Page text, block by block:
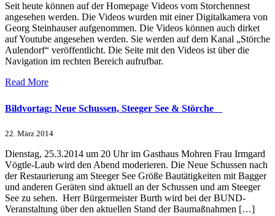
Seit heute können auf der Homepage Videos vom Storchennest
angesehen werden. Die Videos wurden mit einer Digitalkamera von
Georg Steinhauser aufgenommen. Die Videos können auch dirket
auf Youtube angesehen werden. Sie werden auf dem Kanal „Störche
Aulendorf“ veröffentlicht. Die Seite mit den Videos ist über die
Navigation im rechten Bereich aufrufbar.
Read More
Bildvortag: Neue Schussen, Steeger See & Störche
22. März 2014
Dienstag, 25.3.2014 um 20 Uhr im Gasthaus Mohren Frau Irmgard
Vögtle-Laub wird den Abend moderieren. Die Neue Schussen nach
der Restaurierung am Steeger See Größe Bautätigkeiten mit Bagger
und anderen Geräten sind aktuell an der Schussen und am Steeger
See zu sehen. Herr Bürgermeister Burth wird bei der BUND-
Veranstaltung über den aktuellen Stand der Baumaßnahmen […]